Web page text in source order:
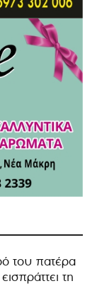
του πατέρα
τη